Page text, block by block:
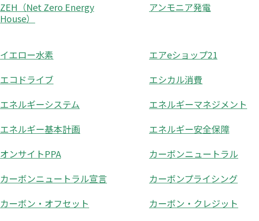
ZEH（Net Zero Energy
House）
アンモニア発電
イエロー水素
エアeショップ21
エコドライブ
エシカル消費
エネルギーシステム
エネルギーマネジメント
エネルギー基本計画
エネルギー安全保障
オンサイトPPA
カーボンニュートラル
カーボンニュートラル宣言
カーボンプライシング
カーボン・オフセット
カーボン・クレジット